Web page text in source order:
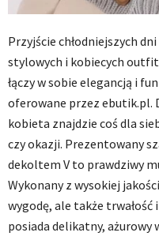
Przyjście chłodniejszych
stylowych i kobiecych
łączy w sobie elegancją i
oferowane przez ebutik.pl.
kobieta znajdzie coś dla
czy okazji. Prezentowany
dekoltem V to prawdziwy
Wykonany z wysokiej
wygodę, ale także
posiada delikatny, ażurowy